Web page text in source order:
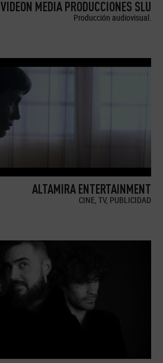
VIDEON MEDIA PRODUCCIONES SLU
Producción audiovisual.
ALTAMIRA ENTERTAINMENT
CINE, TV, PUBLICIDAD